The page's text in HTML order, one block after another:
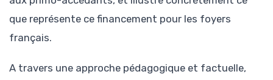
que représente ce financement pour les foyers
français.
A travers une approche pédagogique et factuelle,